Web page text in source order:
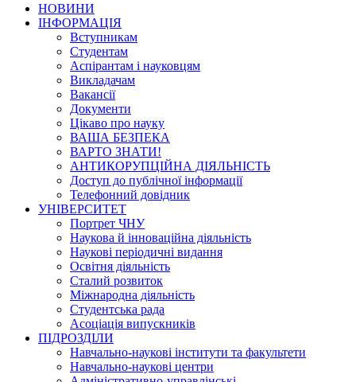
НОВИНИ
ІНФОРМАЦІЯ
Вступникам
Студентам
Аспірантам і науковцям
Викладачам
Вакансії
Документи
Цікаво про науку
ВАША БЕЗПЕКА
ВАРТО ЗНАТИ!
АНТИКОРУПЦІЙНА ДІЯЛЬНІСТЬ
Доступ до публічної інформації
Телефонний довідник
УНІВЕРСИТЕТ
Портрет ЧНУ
Наукова й інноваційна діяльність
Наукові періодичні видання
Освітня діяльність
Сталий розвиток
Міжнародна діяльність
Студентська рада
Асоціація випускників
ПІДРОЗДІЛИ
Навчально-наукові інститути та факультети
Навчально-наукові центри